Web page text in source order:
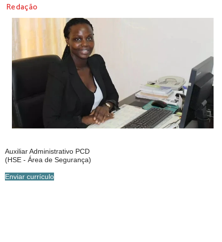
Redação
Auxiliar Administrativo PCD
(HSE - Área de Segurança)
Enviar currículo